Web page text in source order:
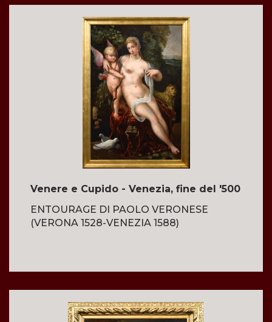
Venere e Cupido - Venezia, fine del '500
ENTOURAGE DI PAOLO VERONESE
(VERONA 1528-VENEZIA 1588)